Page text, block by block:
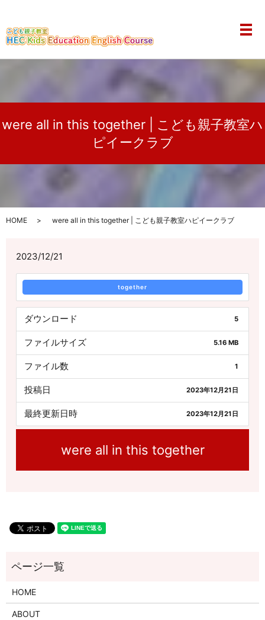
メ
were all in this together | こども親子教室ハ
ピイークラブ
HOME were all in this together | こども親子教室ハピイークラブ
2023/12/21
together
ダウンロード 5
ファイルサイズ 5.16 MB
ファイル数 1
投稿日 2023年12月21日
最終更新日時 2023年12月21日
were all in this together
HOME
ABOUT